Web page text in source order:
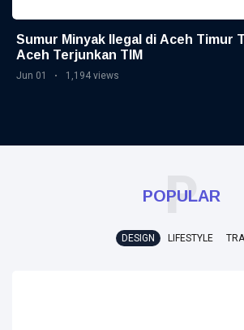
Sumur Minyak Ilegal di Aceh Timur
Aceh Terjunkan TIM
Jun 01 1,194 views
POPULAR
P
DESIGN LIFESTYLE